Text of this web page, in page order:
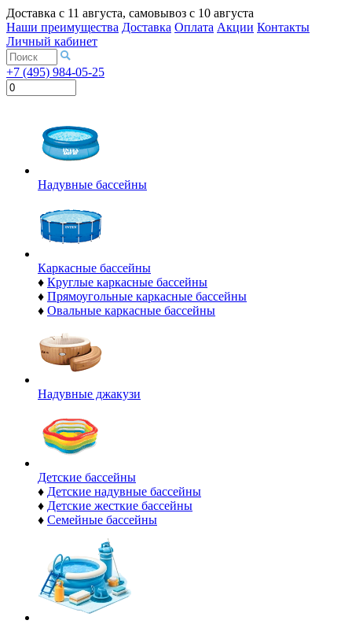
Доставка с 11 августа, самовывоз с 10 августа
Наши преимущества Доставка Оплата Акции Контакты
Личный кабинет
+7 (495) 984-05-25
Надувные бассейны
Каркасные бассейны
♦ Круглые каркасные бассейны
♦ Прямоугольные каркасные бассейны
♦ Овальные каркасные бассейны
Надувные джакузи
Детские бассейны
♦ Детские надувные бассейны
♦ Детские жесткие бассейны
♦ Семейные бассейны